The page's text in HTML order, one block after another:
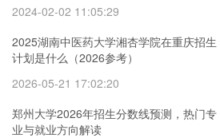
2024-02-02 11:05:29
2025湖南中医药大学湘杏学院在重庆招生
计划是什么（2026参考）
2026-05-21 17:02:20
郑州大学2026年招生分数线预测，热门专
业与就业方向解读